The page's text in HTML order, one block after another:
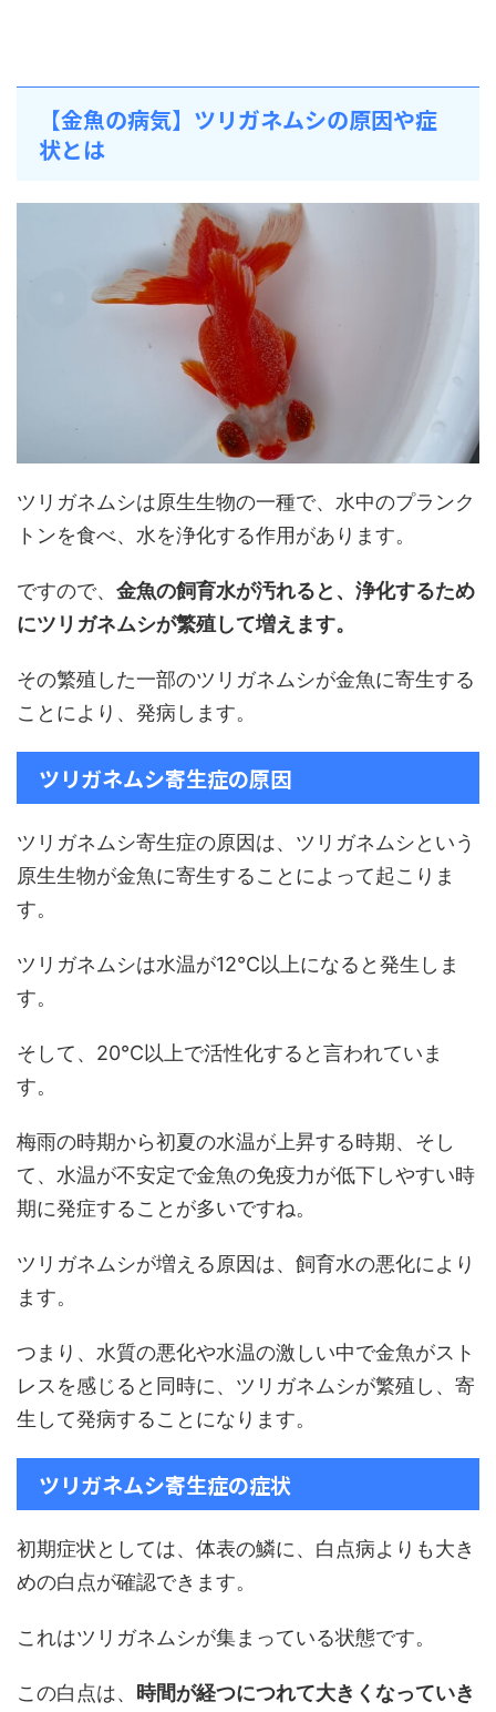
【金魚の病気】ツリガネムシの原因や症
状とは
ツリガネムシは原生生物の一種で、水中のプランク
トンを食べ、水を浄化する作用があります。
ですので、 金魚の飼育水が汚れると、浄化するため
にツリガネムシが繁殖して増えます。
その繁殖した一部のツリガネムシが金魚に寄生する
ことにより、発病します。
ツリガネムシ寄生症の原因
ツリガネムシ寄生症の原因は、ツリガネムシという
原生生物が金魚に寄生することによって起こりま
す。
ツリガネムシは水温が12℃以上になると発生しま
す。
そして、20℃以上で活性化すると言われていま
す。
梅雨の時期から初夏の水温が上昇する時期、そし
て、水温が不安定で金魚の免疫力が低下しやすい時
期に発症することが多いですね。
ツリガネムシが増える原因は、飼育水の悪化により
ます。
つまり、水質の悪化や水温の激しい中で金魚がスト
レスを感じると同時に、ツリガネムシが繁殖し、寄
生して発病することになります。
ツリガネムシ寄生症の症状
初期症状としては、体表の鱗に、白点病よりも大き
めの白点が確認できます。
これはツリガネムシが集まっている状態です。
この白点は、 時間が経つにつれて大きくなっていき